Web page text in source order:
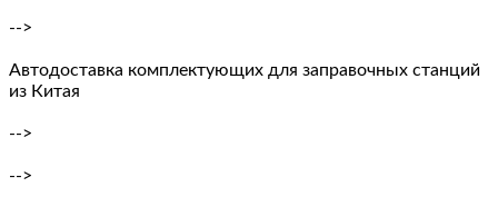
-->
Автодоставка комплектующих для заправочных станций
из Китая
-->
-->